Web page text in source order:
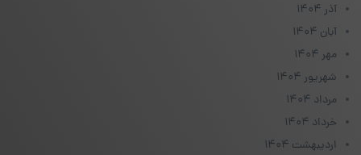
آذر ۱۴۰۴
آبان ۱۴۰۴
مهر ۱۴۰۴
شهریور ۱۴۰۴
مرداد ۱۴۰۴
خرداد ۱۴۰۴
اردیبهشت ۱۴۰۴